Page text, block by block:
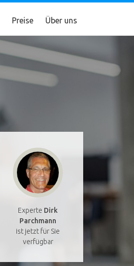
Preise Über uns
Experte Dirk
Parchmann
ist jetzt für Sie
verfügbar